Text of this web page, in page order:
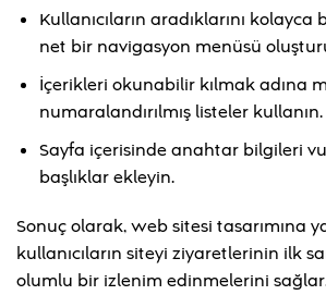
Kullanıcıların aradıklarını
net bir navigasyon menüsü
İçerikleri okunabilir kılmak adına
numaralandırılmış listeler kullanın.
Sayfa içerisinde anahtar bilgileri
başlıklar ekleyin.
Sonuç olarak, web sitesi tasarımına
kullanıcıların siteyi ziyaretlerinin ilk
olumlu bir izlenim edinmelerini